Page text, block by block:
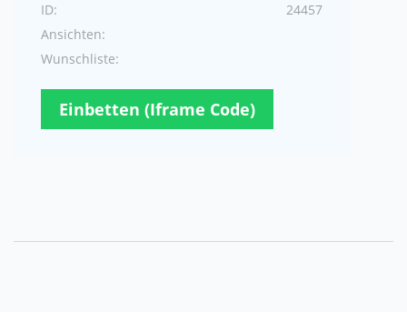
ID:
24457
Ansichten:
Wunschliste:
Einbetten (Iframe Code)